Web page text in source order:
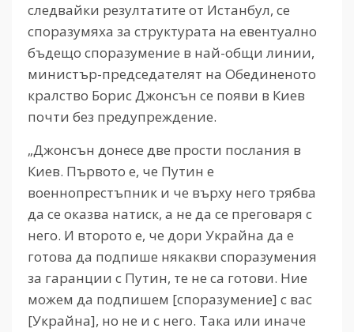
следвайки резултатите от Истанбул, се
споразумяха за структурата на евентуално
бъдещо споразумение в най-общи линии,
министър-председателят на Обединеното
кралство Борис Джонсън се появи в Киев
почти без предупреждение.
„Джонсън донесе две прости послания в
Киев. Първото е, че Путин е
военнопрестъпник и че върху него трябва
да се оказва натиск, а не да се преговаря с
него. И второто е, че дори Украйна да е
готова да подпише някакви споразумения
за гаранции с Путин, те не са готови. Ние
можем да подпишем [споразумение] с вас
[Украйна], но не и с него. Така или иначе